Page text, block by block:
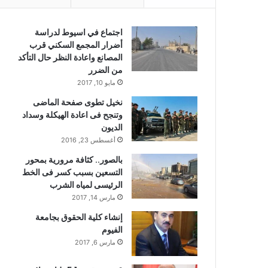
اجتماع في اسيوط لدراسة
أضرار المجمع السكني قرب
المصانع واعادة النظر حال التأكد
من الضرر
مايو 10, 2017
نخيل تطوى صفحة الماضى
وتنجح فى اعادة الهيكلة وسداد
الديون
أغسطس 23, 2016
بالصور.. كثافة مرورية بمحور
التسعين بسبب كسر فى الخط
الرئيسى لمياه الشرب
مارس 14, 2017
إنشاء كلية الحقوق بجامعة
الفيوم
مارس 6, 2017